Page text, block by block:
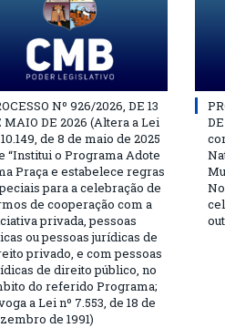
Nº 926/2026, DE 13
MAIO DE 2026 (Altera a Lei
de 8 de maio de 2025
“Institui o Programa Adote
Praça e estabelece regras
para a celebração de
de cooperação com a
privada, pessoas
ou pessoas jurídicas de
privado, e com pessoas
de direito público, no
do referido Programa;
a Lei nº 7.553, de 18 de
de 1991)